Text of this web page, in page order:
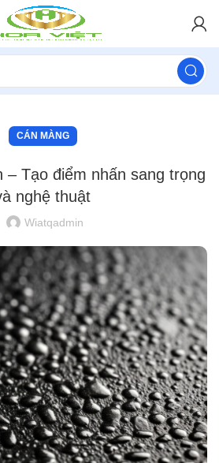
CÁN MÀNG
– Tạo điểm nhấn sang trọng
nghệ thuật
Wiatqadmin